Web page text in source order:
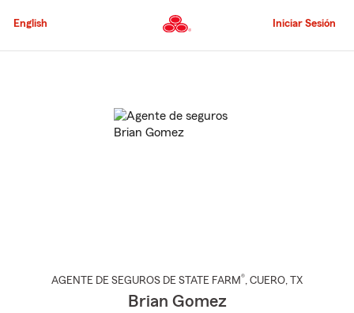
al
principal
English Iniciar Sesión
AGENTE DE SEGUROS DE STATE FARM®, CUERO, TX
Brian Gomez